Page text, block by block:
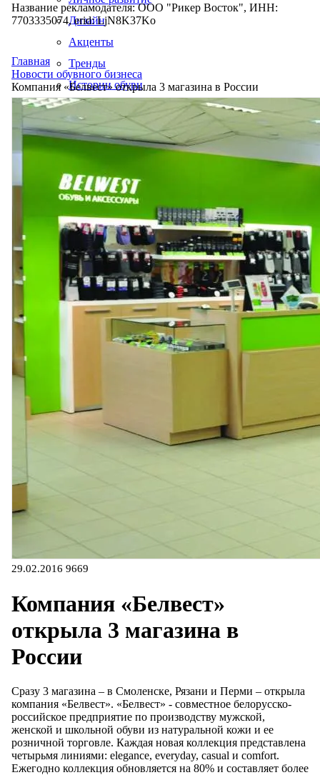
Дизайн
Акценты
Тренды
Истории обуви
Производство
Название рекламодателя: ООО "Рикер Восток", ИНН:
7703335074, erid: LjN8K37Ko
Главная
Новости обувного бизнеса
Компания «Белвест» открыла 3 магазина в России
29.02.2016 9669
Компания «Белвест»
открыла 3 магазина в
России
Сразу 3 магазина – в Смоленске, Рязани и Перми – открыла
компания «Белвест». «Белвест» - совместное белорусско-
российское предприятие по производству мужской,
женской и школьной обуви из натуральной кожи и ее
розничной торговле. Каждая новая коллекция представлена
четырьмя линиями: elegance, everyday, casual и comfort.
Ежегодно коллекция обновляется на 80% и составляет более